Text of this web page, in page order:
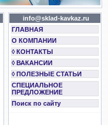
info@sklad-kavkaz.ru
ГЛАВНАЯ
О КОМПАНИИ
◊ КОНТАКТЫ
◊ ВАКАНСИИ
◊ ПОЛЕЗНЫЕ СТАТЬИ
СПЕЦИАЛЬНОЕ
ПРЕДЛОЖЕНИЕ
Поиск по сайту